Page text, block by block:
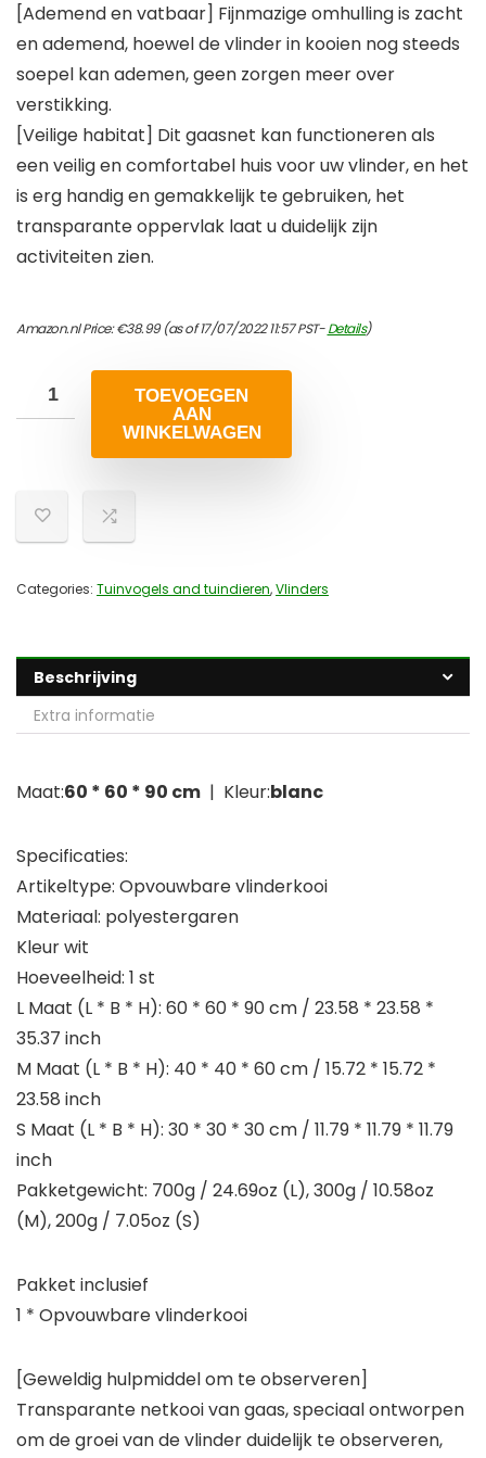
[Ademend en vatbaar] Fijnmazige omhulling is zacht
en ademend, hoewel de vlinder in kooien nog steeds
soepel kan ademen, geen zorgen meer over
verstikking.
[Veilige habitat] Dit gaasnet kan functioneren als
een veilig en comfortabel huis voor uw vlinder, en het
is erg handig en gemakkelijk te gebruiken, het
transparante oppervlak laat u duidelijk zijn
activiteiten zien.
Amazon.nl Price:€38.99(as of 17/07/2022 11:57 PST-Details)
TOEVOEGEN
AAN
WINKELWAGEN
Categories: Tuinvogels and tuindieren,Vlinders
Beschrijving
Extra informatie
Maat:60 * 60 * 90 cm | Kleur:blanc
Specificaties:
Artikeltype: Opvouwbare vlinderkooi
Materiaal: polyestergaren
Kleur wit
Hoeveelheid: 1 st
L Maat (L * B * H): 60 * 60 * 90 cm / 23.58 * 23.58 *
35.37 inch
M Maat (L * B * H): 40 * 40 * 60 cm / 15.72 * 15.72 *
23.58 inch
S Maat (L * B * H): 30 * 30 * 30 cm / 11.79 * 11.79 * 11.79
inch
Pakketgewicht: 700g / 24.69oz (L), 300g / 10.58oz
(M), 200g / 7.05oz (S)
Pakket inclusief
1 * Opvouwbare vlinderkooi
[Geweldig hulpmiddel om te observeren]
Transparante netkooi van gaas, speciaal ontworpen
om de groei van de vlinder duidelijk te observeren,